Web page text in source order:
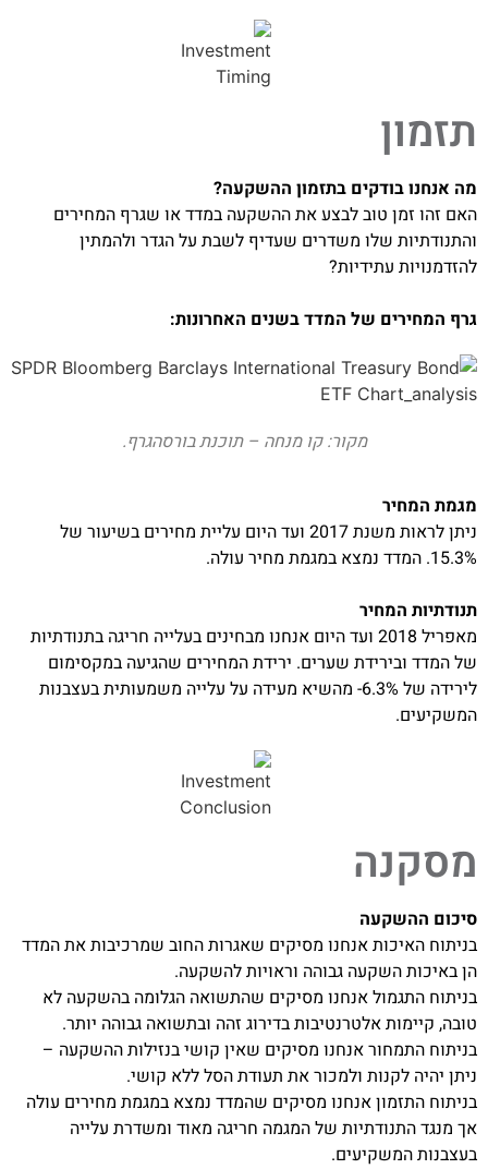
תזמון
מה אנחנו בודקים בתזמון ההשקעה?
האם זהו זמן טוב לבצע את ההשקעה במדד או שגרף המחירים
והתנודתיות שלו משדרים שעדיף לשבת על הגדר ולהמתין
להזדמנויות עתידיות?
גרף המחירים של המדד בשנים האחרונות:
מקור: קו מנחה – תוכנת בורסהגרף.
מגמת המחיר
ניתן לראות משנת 2017 ועד היום עליית מחירים בשיעור של
15.3%. המדד נמצא במגמת מחיר עולה.
תנודתיות המחיר
מאפריל 2018 ועד היום אנחנו מבחינים בעלייה חריגה בתנודתיות
של המדד ובירידת שערים. ירידת המחירים שהגיעה במקסימום
לירידה של 6.3%- מהשיא מעידה על עלייה משמעותית בעצבנות
המשקיעים.
מסקנה
סיכום ההשקעה
בניתוח האיכות אנחנו מסיקים שאגרות החוב שמרכיבות את המדד
הן באיכות השקעה גבוהה וראויות להשקעה.
בניתוח התגמול אנחנו מסיקים שהתשואה הגלומה בהשקעה לא
טובה, קיימות אלטרנטיבות בדירוג זהה ובתשואה גבוהה יותר.
בניתוח התמחור אנחנו מסיקים שאין קושי בנזילות ההשקעה –
ניתן יהיה לקנות ולמכור את תעודת הסל ללא קושי.
בניתוח התזמון אנחנו מסיקים שהמדד נמצא במגמת מחירים עולה
אך מנגד התנודתיות של המגמה חריגה מאוד ומשדרת עלייה
בעצבנות המשקיעים.